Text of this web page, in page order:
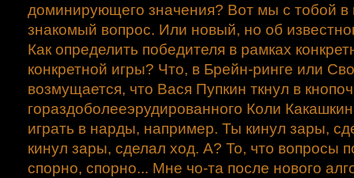
доминирующего значения? Вот мы с тобой в
знакомый вопрос. Или новый, но об
Как определить победителя в рамках
конкретной игры? Что, в Брейн-ринге или
возмущается, что Вася Пупкин ткнул в
гораздоболееэрудированного Коли
играть в нарды, например. Ты кинул зары,
кинул зары, сделал ход. А? То, что вопросы
спорно, спорно... Мне чо-та после нового